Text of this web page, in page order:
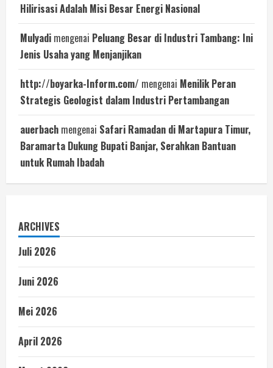
Hilirisasi Adalah Misi Besar Energi Nasional
Mulyadi mengenai Peluang Besar di Industri Tambang: Ini
Jenis Usaha yang Menjanjikan
http://boyarka-Inform.com/ mengenai Menilik Peran
Strategis Geologist dalam Industri Pertambangan
auerbach mengenai Safari Ramadan di Martapura Timur,
Baramarta Dukung Bupati Banjar, Serahkan Bantuan
untuk Rumah Ibadah
ARCHIVES
Juli 2026
Juni 2026
Mei 2026
April 2026